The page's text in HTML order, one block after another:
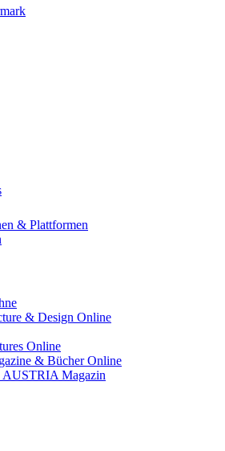
& Plattformen
& Design Online
Online
& Bücher Online
Magazin